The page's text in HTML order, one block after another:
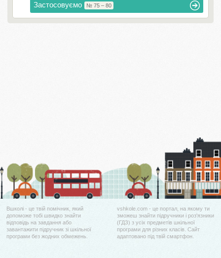
Застосовуємо № 75 – 80
Вшколі - це твій помічник, який
допоможе тобі швидко знайти
відповідь на завдання або
завантажити підручник зі шкільної
програми без жодних обмежень.
vshkole.com - це портал, на якому ти
зможеш знайти підручники і роз'язники
(ГДЗ) з усіх предметів шкільної
програми для різних класів. Сайт
адаптовано під твій смартфон.